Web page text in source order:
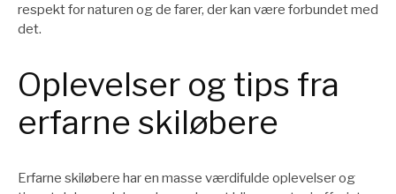
respekt for naturen og de farer, der kan være forbundet med
det.
Oplevelser og tips fra
erfarne skiløbere
Erfarne skiløbere har en masse værdifulde oplevelser og